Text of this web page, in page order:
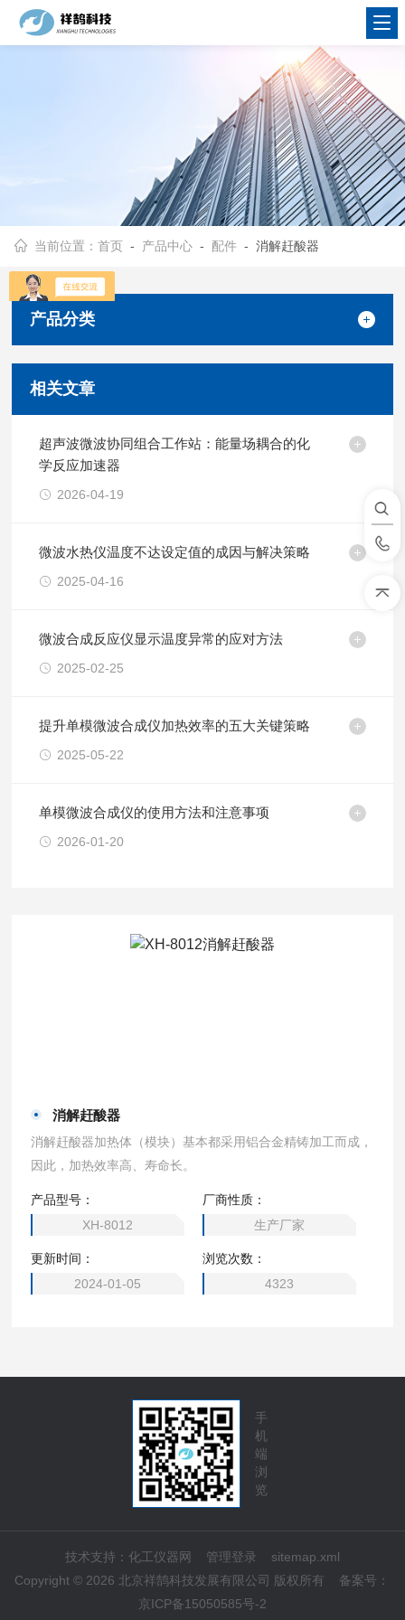
当前位置：首页 - 产品中心 -配件 - 消解赶酸器
产品分类
相关文章
超声波微波协同组合工作站：能量场耦合的化
学反应加速器
2026-04-19
微波水热仪温度不达设定值的成因与解决策略
2025-04-16
微波合成反应仪显示温度异常的应对方法
2025-02-25
提升单模微波合成仪加热效率的五大关键策略
2025-05-22
单模微波合成仪的使用方法和注意事项
2026-01-20
消解赶酸器
消解赶酸器加热体（模块）基本都采用铝合金精铸加工而成，
因此，加热效率高、寿命长。
产品型号：
XH-8012
厂商性质：
生产厂家
更新时间：
2024-01-05
浏览次数：
4323
手
机
端
浏
览
技术支持： 化工仪器网 管理登录
sitemap.xml
Copyright © 2026 北京祥鹄科技发展有限公司 版权所有 备案号：
京ICP备15050585号-2